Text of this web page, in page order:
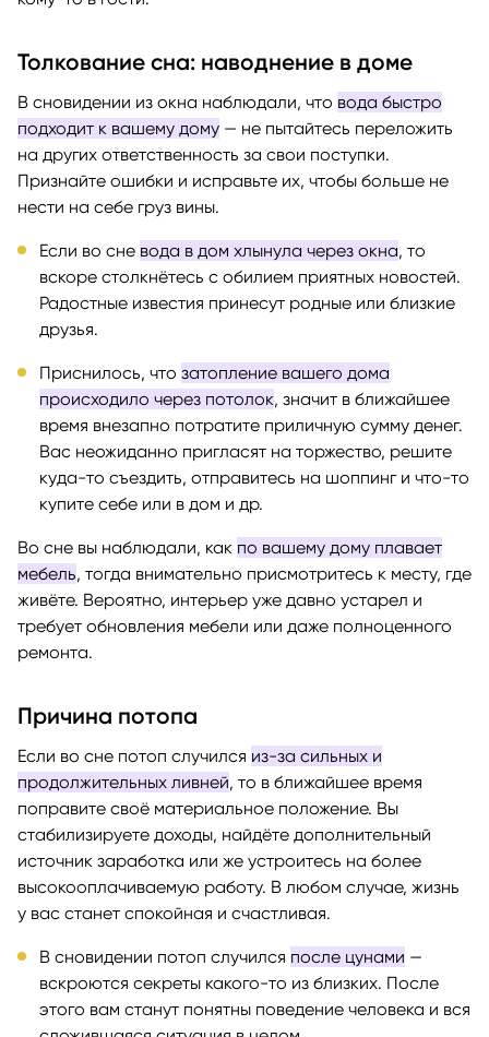
Толкование сна: наводнение в доме
В сновидении из окна наблюдали, что вода быстро
подходит к вашему дому — не пытайтесь переложить
на других ответственность за свои поступки.
Признайте ошибки и исправьте их, чтобы больше не
нести на себе груз вины.
Если во сне вода в дом хлынула через окна, то
вскоре столкнётесь с обилием приятных новостей.
Радостные известия принесут родные или близкие
друзья.
Приснилось, что затопление вашего дома
происходило через потолок, значит в ближайшее
время внезапно потратите приличную сумму денег.
Вас неожиданно пригласят на торжество, решите
куда-то съездить, отправитесь на шоппинг и что-то
купите себе или в дом и др.
Во сне вы наблюдали, как по вашему дому плавает
мебель, тогда внимательно присмотритесь к месту, где
живёте. Вероятно, интерьер уже давно устарел и
требует обновления мебели или даже полноценного
ремонта.
Причина потопа
Если во сне потоп случился из-за сильных и
продолжительных ливней, то в ближайшее время
поправите своё материальное положение. Вы
стабилизируете доходы, найдёте дополнительный
источник заработка или же устроитесь на более
высокооплачиваемую работу. В любом случае, жизнь
у вас станет спокойная и счастливая.
В сновидении потоп случился после цунами —
вскроются секреты какого-то из близких. После
этого вам станут понятны поведение человека и вся